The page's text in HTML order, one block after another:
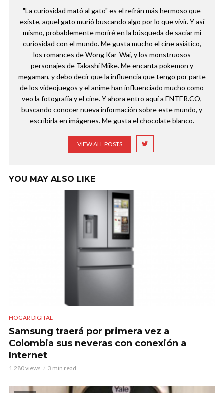
"La curiosidad mató al gato" es el refrán más hermoso que
existe, aquel gato murió buscando algo por lo que vivir. Y así
mismo, probablemente moriré en la búsqueda de saciar mi
curiosidad con el mundo. Me gusta mucho el cine asiático,
los romances de Wong Kar-Wai, y los monstruosos
personajes de Takashi Miike. Me encanta pokemon y
megaman, y debo decir que la influencia que tengo por parte
de los videojuegos y el anime han influenciado mucho como
veo la fotografía y el cine. Y ahora entro aquí a ENTER.CO,
buscando conocer nueva información sobre este mundo, y
escribirla en imágenes. Me gusta el chocolate blanco.
VIEW ALL POSTS
YOU MAY ALSO LIKE
HOGAR DIGITAL
Samsung traerá por primera vez a
Colombia sus neveras con conexión a
Internet
1.280 views 3 min read